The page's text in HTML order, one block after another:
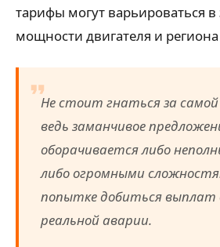
тарифы могут варьироваться
мощности двигателя и
Не стоит гнаться за самой
ведь заманчивое
оборачивается либо
либо огромными
попытке добиться выплат
реальной аварии.